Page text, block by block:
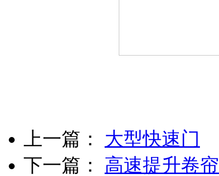
上一篇： 大型快速门
下一篇： 高速提升卷